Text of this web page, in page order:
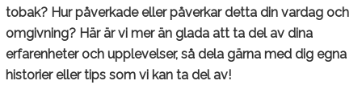
Film om barnarbete
Vad händer i kroppen när
man röker?
tobak? Hur påverkade eller påverkar detta din vardag och
omgivning? Här är vi mer än glada att ta del av dina
erfarenheter och upplevelser, så dela gärna med dig egna
historier eller tips som vi kan ta del av!